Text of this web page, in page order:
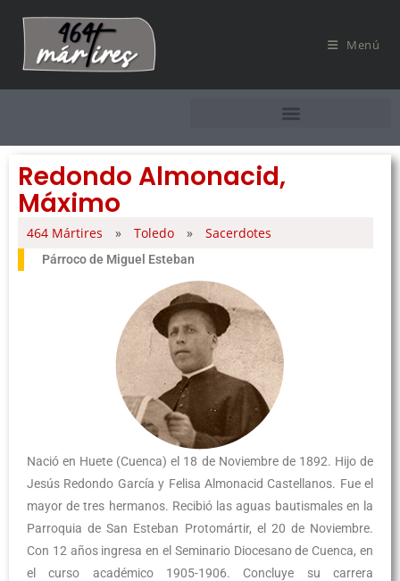
Menú
Redondo Almonacid,
Máximo
464 Mártires » Toledo » Sacerdotes
Párroco de Miguel Esteban
Nació en Huete (Cuenca) el 18 de Noviembre de 1892. Hijo de
Jesús Redondo García y Felisa Almonacid Castellanos. Fue el
mayor de tres hermanos. Recibió las aguas bautismales en la
Parroquia de San Esteban Protomártir, el 20 de Noviembre.
Con 12 años ingresa en el Seminario Diocesano de Cuenca, en
el curso académico 1905-1906. Concluye su carrera